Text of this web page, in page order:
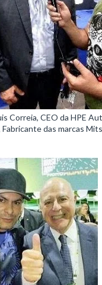
Correia, CEO da HPE
Fabricante das marcas